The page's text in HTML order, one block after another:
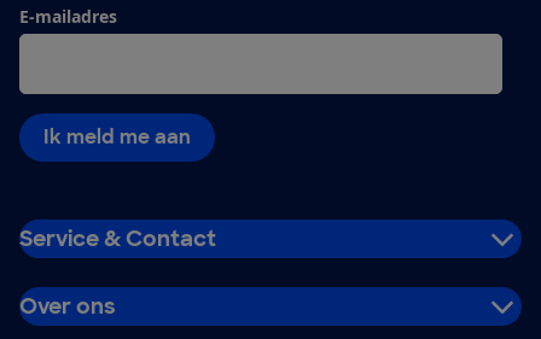
E-mailadres
Ik meld me aan
Service & Contact
Over ons